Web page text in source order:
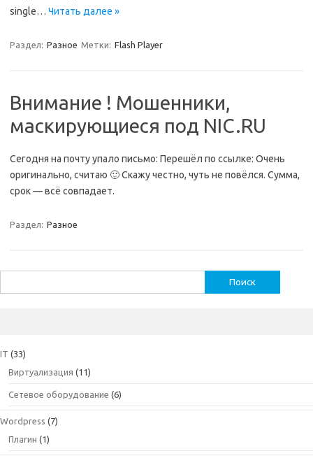
single… Читать далее »
Раздел: Разное Метки: Flash Player
Внимание ! Мошенники,
маскирующиеся под NIC.RU
Сегодня на почту упало письмо: Перешёл по ссылке: Очень
оригинально, считаю 🙂 Скажу честно, чуть не повёлся. Сумма,
срок — всё совпадает.
Раздел: Разное
IT (33)
Виртуализация (11)
Сетевое оборудование (6)
Wordpress (7)
Плагин (1)